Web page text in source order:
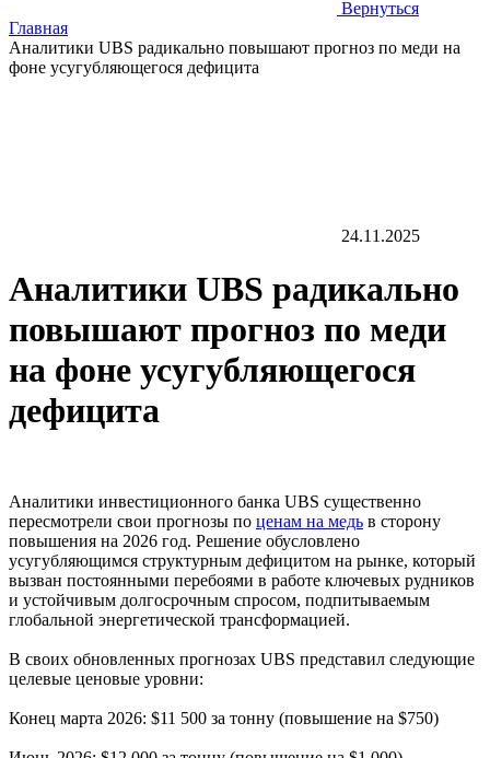
Вернуться
Главная
Аналитики UBS радикально повышают прогноз по меди на
фоне усугубляющегося дефицита
24.11.2025
Аналитики UBS радикально
повышают прогноз по меди
на фоне усугубляющегося
дефицита
Аналитики инвестиционного банка UBS существенно
пересмотрели свои прогнозы по ценам на медь в сторону
повышения на 2026 год. Решение обусловлено
усугубляющимся структурным дефицитом на рынке, который
вызван постоянными перебоями в работе ключевых рудников
и устойчивым долгосрочным спросом, подпитываемым
глобальной энергетической трансформацией.
В своих обновленных прогнозах UBS представил следующие
целевые ценовые уровни:
Конец марта 2026: $11 500 за тонну (повышение на $750)